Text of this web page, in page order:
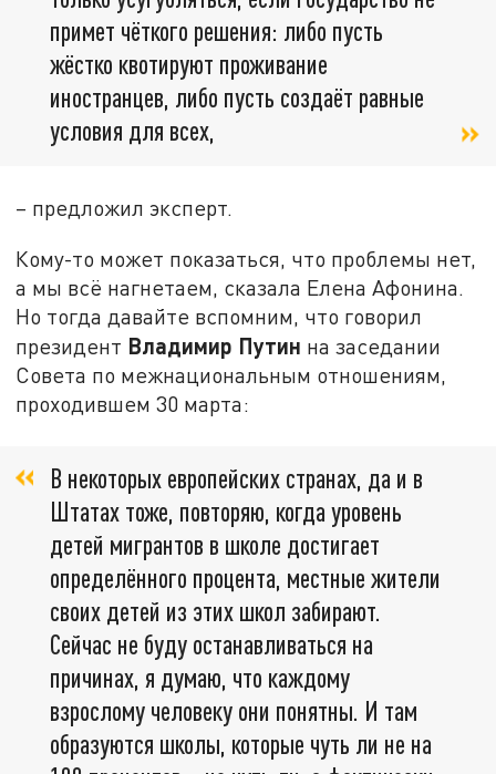
примет чёткого решения: либо пусть
жёстко квотируют проживание
иностранцев, либо пусть создаёт равные
условия для всех,
– предложил эксперт.
Кому-то может показаться, что проблемы нет,
а мы всё нагнетаем, сказала Елена Афонина.
Но тогда давайте вспомним, что говорил
президент Владимир Путин на заседании
Совета по межнациональным отношениям,
проходившем 30 марта:
В некоторых европейских странах, да и в
Штатах тоже, повторяю, когда уровень
детей мигрантов в школе достигает
определённого процента, местные жители
своих детей из этих школ забирают.
Сейчас не буду останавливаться на
причинах, я думаю, что каждому
взрослому человеку они понятны. И там
образуются школы, которые чуть ли не на